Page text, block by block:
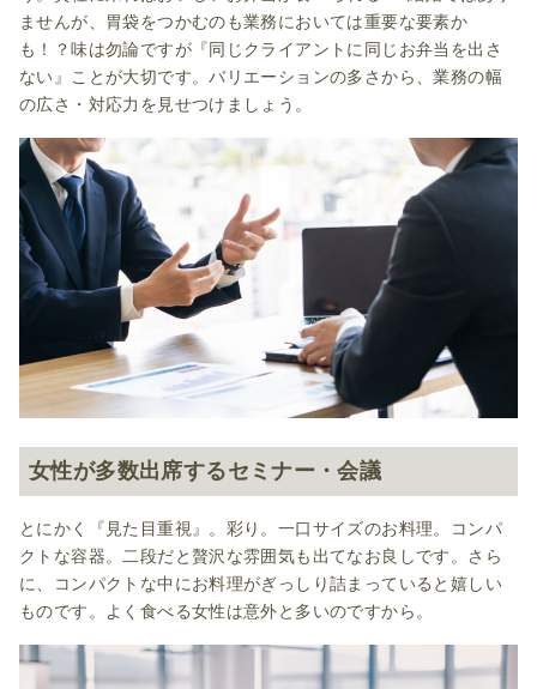
ませんが、胃袋をつかむのも業務においては重要な要素か
も！？味は勿論ですが『同じクライアントに同じお弁当を出さ
ない』ことが大切です。バリエーションの多さから、業務の幅
の広さ・対応力を見せつけましょう。
女性が多数出席するセミナー・会議
とにかく『見た目重視』。彩り。一口サイズのお料理。コンパ
クトな容器。二段だと贅沢な雰囲気も出てなお良しです。さら
に、コンパクトな中にお料理がぎっしり詰まっていると嬉しい
ものです。よく食べる女性は意外と多いのですから。